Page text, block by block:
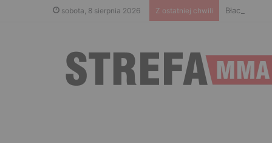
sobota, 8 sierpnia 2026 Z ostatniej chwili Błachowicz